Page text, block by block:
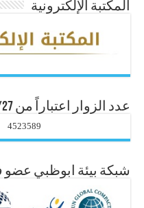
المكتبة الإلكترونية
عدد الزوار اعتباراً من 5/27/ 2011
4523589
شبكة بيئة ابوظبي